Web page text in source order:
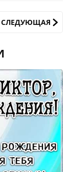
СЛЕДУЮЩАЯ